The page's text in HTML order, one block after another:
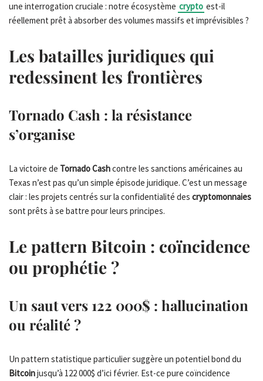
une interrogation cruciale : notre écosystème crypto est-il
réellement prêt à absorber des volumes massifs et imprévisibles ?
Les batailles juridiques qui
redessinent les frontières
Tornado Cash : la résistance
s’organise
La victoire de Tornado Cashcontre les sanctions américaines au
Texas n’est pas qu’un simple épisode juridique. C’est un message
clair : les projets centrés sur la confidentialité des cryptomonnaies
sont prêts à se battre pour leurs principes.
Le pattern Bitcoin : coïncidence
ou prophétie ?
Un saut vers 122 000$ : hallucination
ou réalité ?
Un pattern statistique particulier suggère un potentiel bond du
Bitcoinjusqu’à 122 000$ d’ici février. Est-ce pure coïncidence